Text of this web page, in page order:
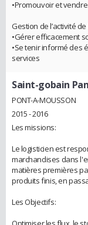
•Promouvoir et
Gestion de l’activité
•Gérer efficacement
•Se tenir informé des
services
Saint-gobain
PONT-A-MOUSSON
2015 - 2016
Les missions:
Le logisticien est
marchandises dans
matières premières
produits finis, en
Les Objectifs: